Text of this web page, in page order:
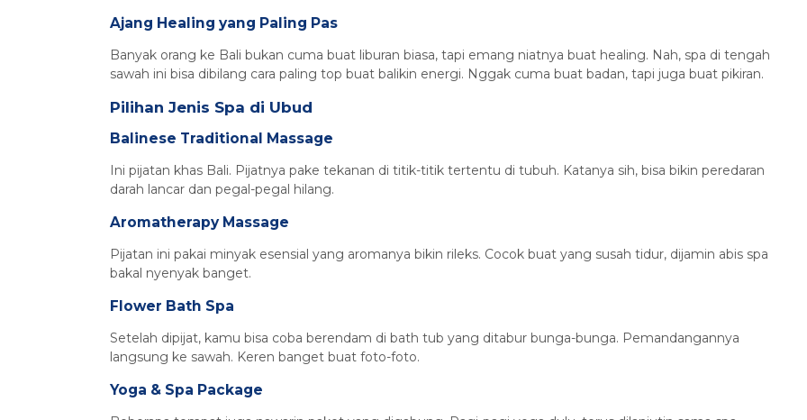
Ajang Healing yang Paling Pas
Banyak orang ke Bali bukan cuma buat liburan biasa, tapi emang niatnya buat healing. Nah, spa di tengah
sawah ini bisa dibilang cara paling top buat balikin energi. Nggak cuma buat badan, tapi juga buat pikiran.
Pilihan Jenis Spa di Ubud
Balinese Traditional Massage
Ini pijatan khas Bali. Pijatnya pake tekanan di titik-titik tertentu di tubuh. Katanya sih, bisa bikin peredaran
darah lancar dan pegal-pegal hilang.
Aromatherapy Massage
Pijatan ini pakai minyak esensial yang aromanya bikin rileks. Cocok buat yang susah tidur, dijamin abis spa
bakal nyenyak banget.
Flower Bath Spa
Setelah dipijat, kamu bisa coba berendam di bath tub yang ditabur bunga-bunga. Pemandangannya
langsung ke sawah. Keren banget buat foto-foto.
Yoga & Spa Package